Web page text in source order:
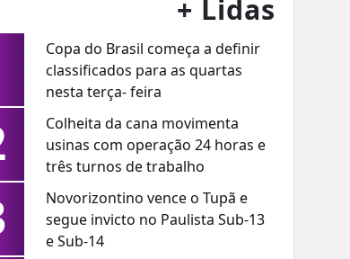
+ Lidas
Copa do Brasil começa a definir
classificados para as quartas
nesta terça- feira
Colheita da cana movimenta
usinas com operação 24 horas e
três turnos de trabalho
Novorizontino vence o Tupã e
segue invicto no Paulista Sub-13
e Sub-14